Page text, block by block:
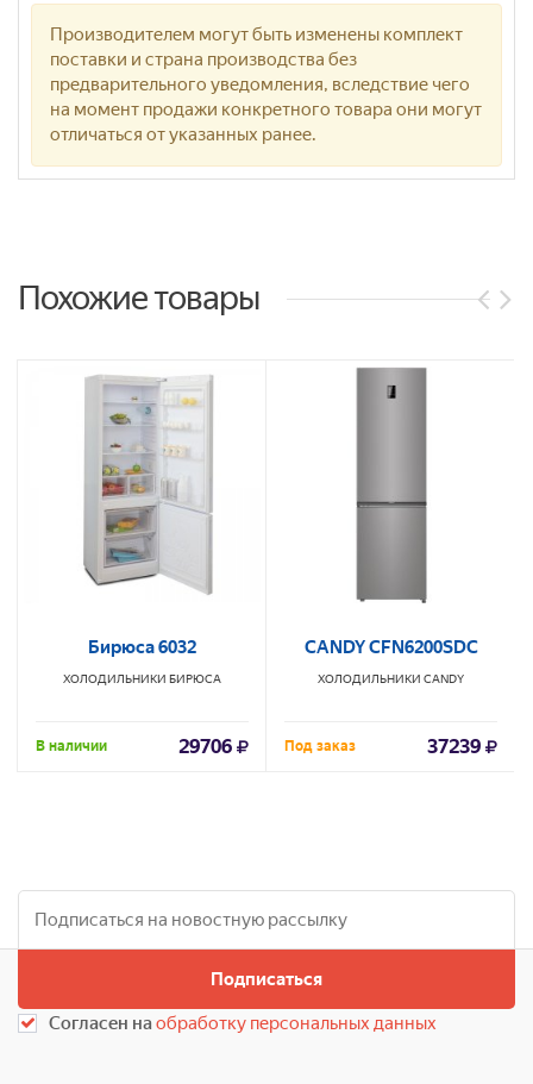
Производителем могут быть изменены комплект
поставки и страна производства без
предварительного уведомления, вследствие чего
на момент продажи конкретного товара они могут
отличаться от указанных ранее.
Похожие товары
Бирюса 6032
ХОЛОДИЛЬНИКИ БИРЮСА
В наличии 29706
CANDY CFN6200SDC
ХОЛОДИЛЬНИКИ CANDY
Под заказ 37239
Подписаться
Согласен наобработку персональных данных